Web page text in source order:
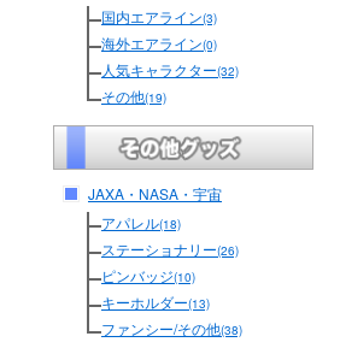
国内エアライン(3)
海外エアライン(0)
人気キャラクター(32)
その他(19)
JAXA・NASA・宇宙
アパレル(18)
ステーショナリー(26)
ピンバッジ(10)
キーホルダー(13)
ファンシー/その他(38)